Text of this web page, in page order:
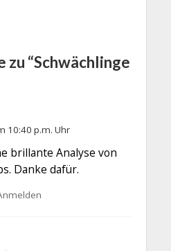
zu “Schwächlinge
10:40 p.m. Uhr
brillante Analyse von
Danke dafür.